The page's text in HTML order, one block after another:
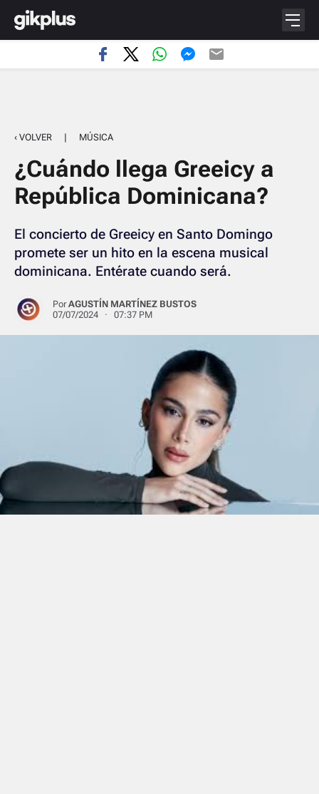
‹ VOLVER | MÚSICA
¿Cuándo llega Greeicy a
República Dominicana?
El concierto de Greeicy en Santo Domingo
promete ser un hito en la escena musical
dominicana. Entérate cuando será.
PorAGUSTÍN MARTÍNEZ BUSTOS
07/07/2024 · 07:37 PM